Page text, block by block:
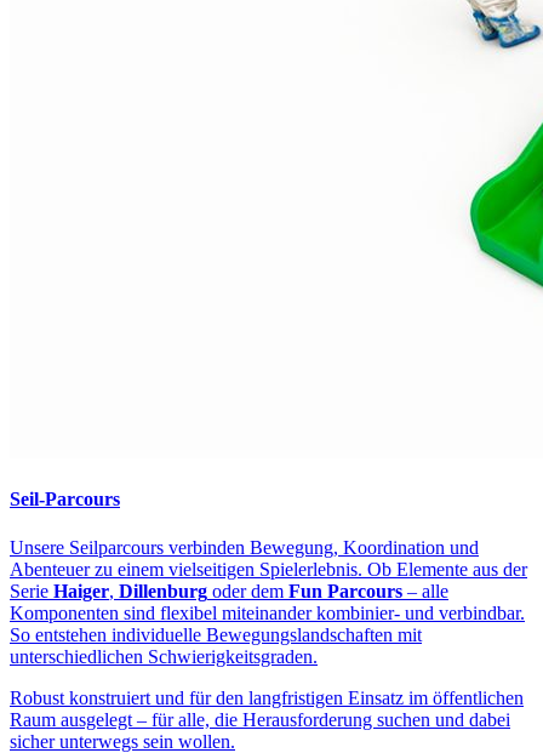
Seil-Parcours
Unsere Seilparcours verbinden Bewegung, Koordination und
Abenteuer zu einem vielseitigen Spielerlebnis. Ob Elemente aus der
Serie Haiger, Dillenburg oder dem Fun Parcours – alle
Komponenten sind flexibel miteinander kombinier- und verbindbar.
So entstehen individuelle Bewegungslandschaften mit
unterschiedlichen Schwierigkeitsgraden.
Robust konstruiert und für den langfristigen Einsatz im öffentlichen
Raum ausgelegt – für alle, die Herausforderung suchen und dabei
sicher unterwegs sein wollen.